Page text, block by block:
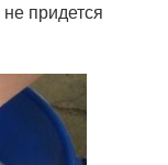
придется